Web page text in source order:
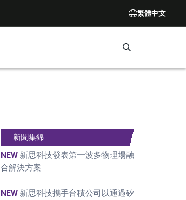
繁體中文
Search
新聞集錦
NEW 新思科技發表第一波多物理場融
合解決方案
NEW 新思科技攜手台積公司以通過矽